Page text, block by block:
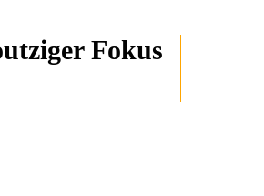
Fokus